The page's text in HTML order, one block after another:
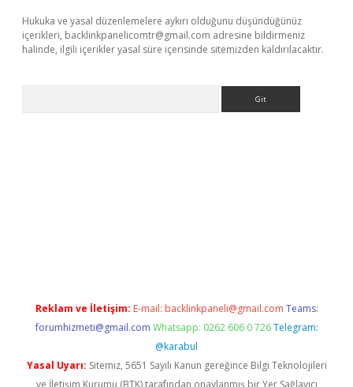
Hukuka ve yasal düzenlemelere aykırı olduğunu düşündüğünüz
içerikleri, backlinkpanelicomtr@gmail.com adresine bildirmeniz
halinde, ilgili içerikler yasal süre içerisinde sitemizden kaldırılacaktır.
Reklam ve İletişim: E-mail: backlinkpaneli@gmail.com Teams:
forumhizmeti@gmail.com Whatsapp: 0262 606 0 726 Telegram:
@karabul
Yasal Uyarı: Sitemiz, 5651 Sayılı Kanun gereğince Bilgi Teknolojileri
ve İletişim Kurumu (BTK) tarafından onaylanmış bir Yer Sağlayıcı